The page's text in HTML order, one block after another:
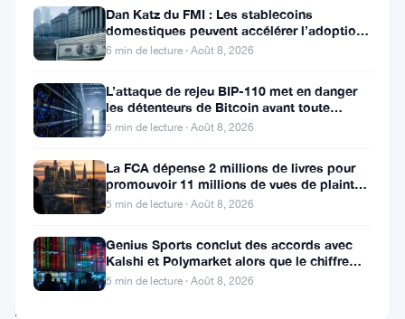
des
gagnants
sur
marché
crypto
aujourd’hui.
projet,
connu
Dan Katz du FMI : Les stablecoins
domestiques peuvent accélérer l’adoption
du dollar numérique
6 min de lecture · Août 8, 2026
L’attaque de rejeu BIP-110 met en danger
les détenteurs de Bitcoin avant toute
scission de chaîne
5 min de lecture · Août 8, 2026
La FCA dépense 2 millions de livres pour
promouvoir 11 millions de vues de plaintes
sur le financement
5 min de lecture · Août 8, 2026
Genius Sports conclut des accords avec
Kalshi et Polymarket alors que le chiffre
d’affaires du T2 atteint
5 min de lecture · Août 8, 2026